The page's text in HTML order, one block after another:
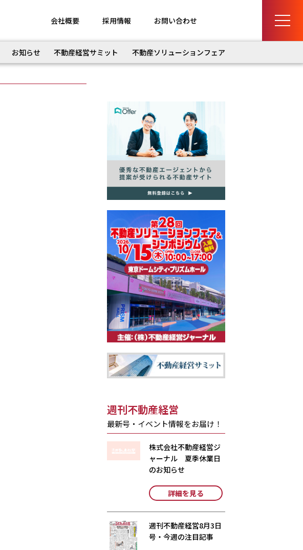
会社概要 採用情報 お問い合わせ
お知らせ 不動産経営サミット 不動産ソリューションフェア
週刊不動産経営
最新号・イベント情報をお届け！
株式会社不動産経営ジ
ャーナル 夏季休業日
のお知らせ
詳細を見る
週刊不動産経営8月3日
号・今週の注目記事